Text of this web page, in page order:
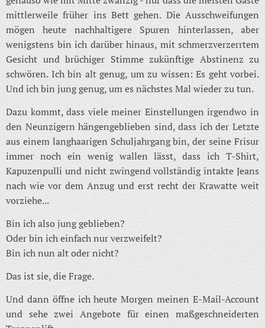
mittlerweile früher ins Bett gehen. Die Ausschweifungen
mögen heute nachhaltigere Spuren hinterlassen, aber
wenigstens bin ich darüber hinaus, mit schmerzverzerrtem
Gesicht und brüchiger Stimme zukünftige Abstinenz zu
schwören. Ich bin alt genug, um zu wissen: Es geht vorbei.
Und ich bin jung genug, um es nächstes Mal wieder zu tun.
Dazu kommt, dass viele meiner Einstellungen irgendwo in
den Neunzigern hängengeblieben sind, dass ich der Letzte
aus einem langhaarigen Schuljahrgang bin, der seine Frisur
immer noch ein wenig wallen lässt, dass ich T-Shirt,
Kapuzenpulli und nicht zwingend vollständig intakte Jeans
nach wie vor dem Anzug und erst recht der Krawatte weit
vorziehe...
Bin ich also jung geblieben?
Oder bin ich einfach nur verzweifelt?
Bin ich nun alt oder nicht?
Das ist sie, die Frage.
Und dann öffne ich heute Morgen meinen E-Mail-Account
und sehe zwei Angebote für einen maßgeschneiderten